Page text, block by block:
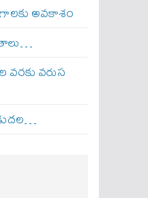
అవకాశం
వరకు వరుస